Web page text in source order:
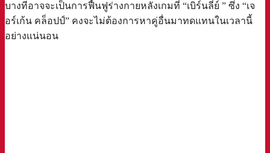
บางทีอาจจะเป็นการฟื้นฟูร่างกายหลังเกมที่ “เบิร์นลี่ย์ ” ซึ่ง “เจ
อร์เก้น คล็อปป์” คงจะไม่ต้องการหาคู่อื่นมาทดแทนในเวลานี้
อย่างแน่นอน